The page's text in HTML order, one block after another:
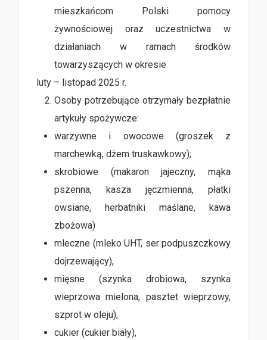
mieszkańcom Polski pomocy
żywnościowej oraz uczestnictwa w
działaniach w ramach środków
towarzyszących w okresie
luty – listopad 2025 r.
Osoby potrzebujące otrzymały bezpłatnie
artykuły spożywcze:
warzywne i owocowe (groszek z
marchewką, dżem truskawkowy);
skrobiowe (makaron jajeczny, mąka
pszenna, kasza jęczmienna, płatki
owsiane, herbatniki maślane, kawa
zbożowa)
mleczne (mleko UHT, ser podpuszczkowy
dojrzewający),
mięsne (szynka drobiowa, szynka
wieprzowa mielona, pasztet wieprzowy,
szprot w oleju),
cukier (cukier biały),